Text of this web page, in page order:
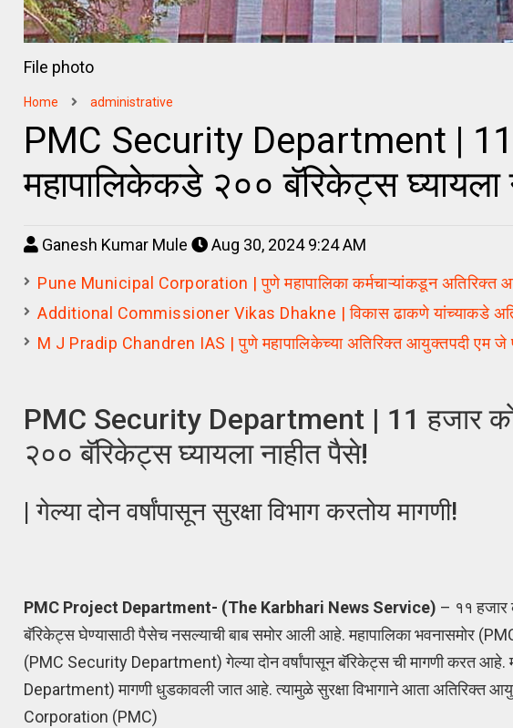
File photo
Home administrative
PMC Security Department | 11
महापालिकेकडे २०० बॅरिकेट्स घ्यायला
Ganesh Kumar Mule
Aug 30, 2024 9:24 AM
Pune Municipal Corporation | पुणे महापालिका कर्मचाऱ्यांकडून अतिरिक्त
Additional Commissioner Vikas Dhakne | विकास ढाकणे यांच्याकडे
M J Pradip Chandren IAS | पुणे महापालिकेच्या अतिरिक्त आयुक्तपदी एम
PMC Security Department | 11 हजार
२०० बॅरिकेट्स घ्यायला नाहीत पैसे!
| गेल्या दोन वर्षांपासून सुरक्षा विभाग करतोय मागणी!
PMC Project Department- (The Karbhari News Service) – ११ हजार
बॅरिकेट्स घेण्यासाठी पैसेच नसल्याची बाब समोर आली आहे. महापालिका भवनासमोर
(PMC Security Department) गेल्या दोन वर्षांपासून बॅरिकेट्स ची मागणी करत
Department) मागणी धुडकावली जात आहे. त्यामुळे सुरक्षा विभागाने आता
Corporation (PMC)